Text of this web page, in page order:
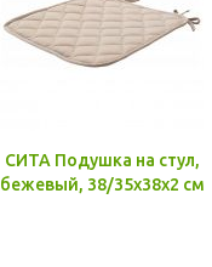
СИТА Подушка на стул,
бежевый, 38/35x38x2 см